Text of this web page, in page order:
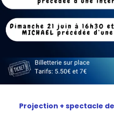
Projection + spectacle